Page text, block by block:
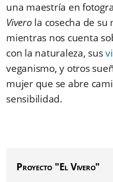
una maestría en
Vivero la cosecha de
mientras nos cuenta
con la naturaleza, sus
veganismo, y otros
mujer que se abre
sensibilidad.
Proyecto "El Vivero"